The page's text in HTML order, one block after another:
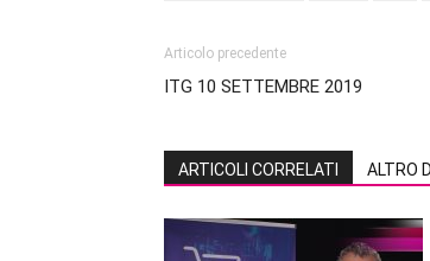
Articolo precedente
ITG 10 SETTEMBRE 2019
ARTICOLI CORRELATI ALTRO